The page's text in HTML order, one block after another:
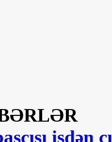
işdən